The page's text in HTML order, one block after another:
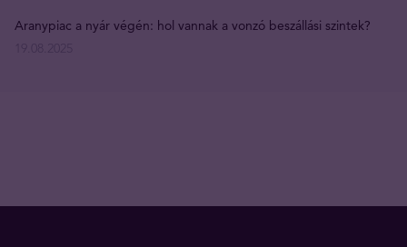
Aranypiac a nyár végén: hol vannak a vonzó beszállási szintek?